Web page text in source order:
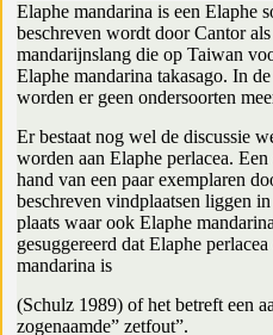
Elaphe mandarina is een Elaphe
beschreven wordt door Cantor
mandarijnslang die op Taiwan
Elaphe mandarina takasago. In
worden er geen ondersoorten
Er bestaat nog wel de discussie
worden aan Elaphe perlacea.
hand van een paar exemplaren
beschreven vindplaatsen liggen
plaats waar ook Elaphe
gesuggereerd dat Elaphe
mandarina is
(Schulz 1989) of het betreft een
zogenaamde” zetfout”.